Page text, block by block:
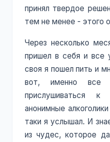
принял твердое
тем не менее - этого
Через несколько
пришел в себя и все
своя я пошел пить и
вот, именно все
прислушиваться
анонимные
таки я услышал. И
из чудес, которое